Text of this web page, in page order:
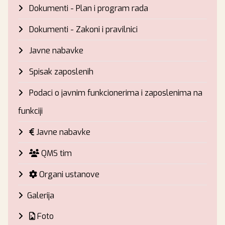
Dokumenti - Plan i program rada
Dokumenti - Zakoni i pravilnici
Javne nabavke
Spisak zaposlenih
Podaci o javnim funkcionerima i zaposlenima na
funkciji
Javne nabavke
QMS tim
Organi ustanove
Galerija
Foto